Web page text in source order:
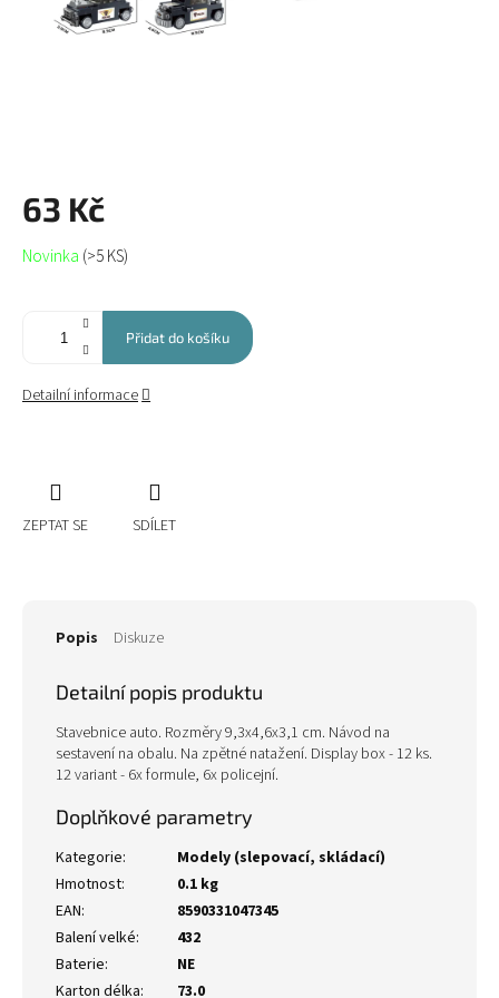
63 Kč
Měrná
cena:
Novinka (>5 KS)
Přidat do košíku
Detailní informace
ZEPTAT SE SDÍLET
Popis Diskuze
Detailní popis produktu
Stavebnice auto. Rozměry 9,3x4,6x3,1 cm. Návod na
sestavení na obalu. Na zpětné natažení. Display box - 12 ks.
12 variant - 6x formule, 6x policejní.
Doplňkové parametry
Kategorie:
Modely (slepovací, skládací)
Hmotnost:
0.1 kg
EAN:
8590331047345
Balení velké:
432
Baterie:
NE
Karton délka: 73.0